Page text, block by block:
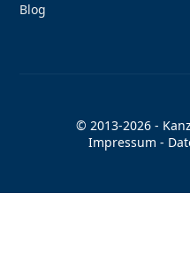
Blog
© 2013-2026 -
Impressum -